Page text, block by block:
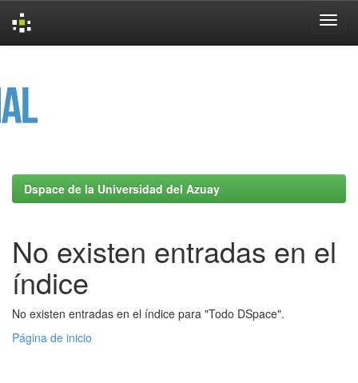
Dspace de la Universidad del Azuay
No existen entradas en el
índice
No existen entradas en el índice para "Todo DSpace".
Página de inicio